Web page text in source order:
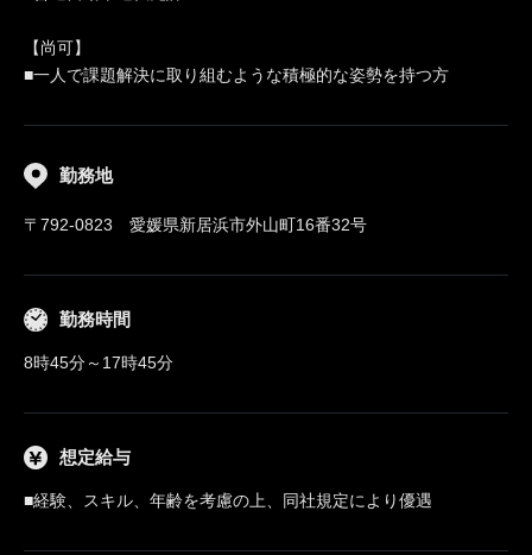
【尚可】
■一人で課題解決に取り組むような積極的な姿勢を持つ方
勤務地
〒792-0823 愛媛県新居浜市外山町16番32号
勤務時間
8時45分～17時45分
想定給与
■経験、スキル、年齢を考慮の上、同社規定により優遇